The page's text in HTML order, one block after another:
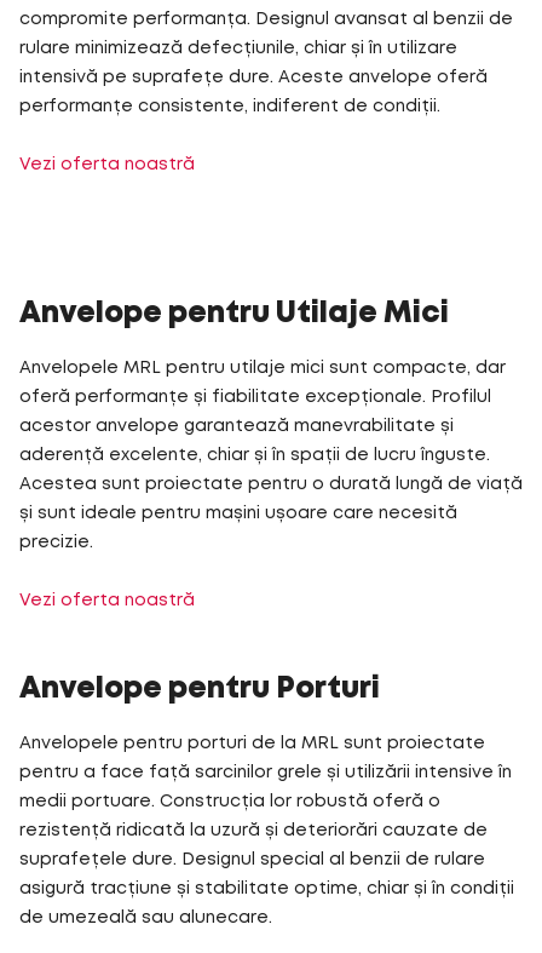
compromite performanța. Designul avansat al benzii de
rulare minimizează defecțiunile, chiar și în utilizare
intensivă pe suprafețe dure. Aceste anvelope oferă
performanțe consistente, indiferent de condiții.
Vezi oferta noastră
Anvelope pentru Utilaje Mici
Anvelopele MRL pentru utilaje mici sunt compacte, dar
oferă performanțe și fiabilitate excepționale. Profilul
acestor anvelope garantează manevrabilitate și
aderență excelente, chiar și în spații de lucru înguste.
Acestea sunt proiectate pentru o durată lungă de viață
și sunt ideale pentru mașini ușoare care necesită
precizie.
Vezi oferta noastră
Anvelope pentru Porturi
Anvelopele pentru porturi de la MRL sunt proiectate
pentru a face față sarcinilor grele și utilizării intensive în
medii portuare. Construcția lor robustă oferă o
rezistență ridicată la uzură și deteriorări cauzate de
suprafețele dure. Designul special al benzii de rulare
asigură tracțiune și stabilitate optime, chiar și în condiții
de umezeală sau alunecare.